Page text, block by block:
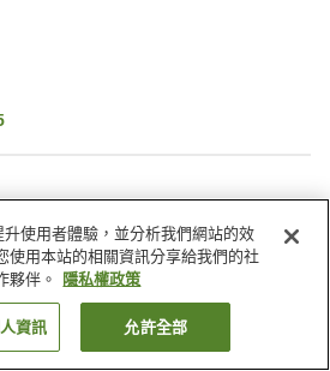
Spa／美容沙龍
咖啡廳
找客房
使用者體驗，並分析我們網站的效
使用本站的相關資訊分享給我們的社
夥伴。
隱私權政策
資訊 允許全部